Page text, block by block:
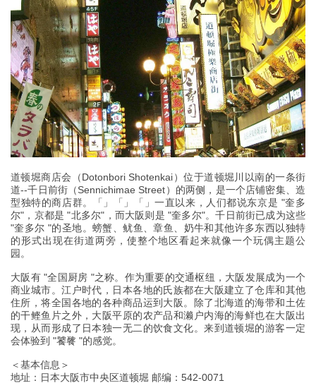
道顿堀商店会（Dotonbori Shotenkai）位于道顿堀川以南的一条街
道--千日前街（Sennichimae Street）的两侧，是一个店铺密集、造
型独特的商店群。「」「」「」一直以来，人们都说东京是 "奎多
尔"，京都是 "北多尔"，而大阪则是 "奎多尔"。千日前街已成为这些
"奎多尔 "的圣地。螃蟹、鱿鱼、章鱼、奶牛和其他许多东西以独特
的形式出现在街道两旁，使整个地区看起来就像一个玩偶主题公
园。
大阪有 "全国厨房 "之称。作为重要的交通枢纽，大阪发展成为一个
商业城市。江户时代，日本各地的氏族都在大阪建立了仓库和其他
住所，将全国各地的各种商品运到大阪。除了北海道的海带和土佐
的干鲣鱼片之外，大阪平原的农产品和濑户内海的海鲜也在大阪出
现，从而形成了日本独一无二的饮食文化。来到道顿堀的游客一定
会体验到 "饕餮 "的感觉。
＜基本信息＞
地址：日本大阪市中央区道顿堀 邮编：542-0071